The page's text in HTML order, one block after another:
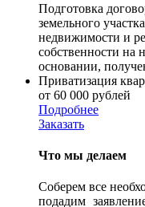
Подготовка
земельного
недвижимости и
собственности на
основании,
Приватизация
от 60 000 рублей
Подробнее
Заказать
Что мы делаем
Соберем все
подадим